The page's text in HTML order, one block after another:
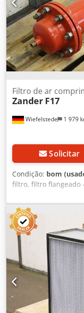
Wiefelstede 1 979
Filtro de ar
Zander F17
Solicitar
Condição: bom
filtro, filtro flangeado
tipo F17 -Tipo de
filtrante 3075 X -
operação: 16 bar -
-Preço: por unidade -
380/300/H1170 mm -